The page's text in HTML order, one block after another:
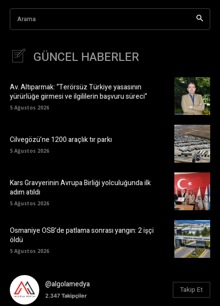
Arama
GÜNCEL HABERLER
Av. Altıparmak: “Terörsüz Türkiye yasasının
yürürlüğe girmesi ve ilgililerin başvuru süreci”
5 Ağustos 2026
Cilvegözü’ne 1200 araçlık tır parkı
5 Ağustos 2026
Kars Gravyerinin Avrupa Birliği yolculuğunda ilk
adım atıldı
5 Ağustos 2026
Osmaniye OSB’de patlama sonrası yangın: 2 işçi
öldü
5 Ağustos 2026
@algolamedya
2.347 Takipçiler
Takip Et